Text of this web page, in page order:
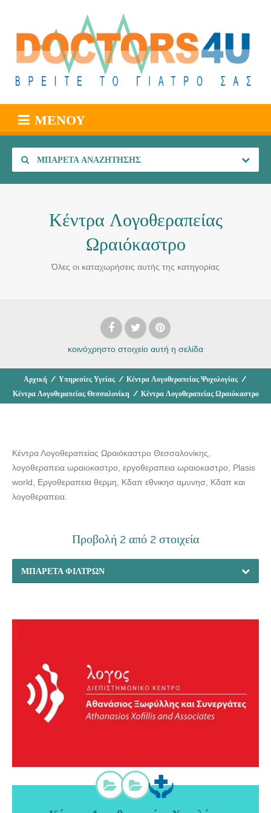
ΜΕΝΟΎ
ΜΠΑΡΈΤΑ ΑΝΑΖΉΤΗΣΗΣ
Κέντρα Λογοθεραπείας
Ωραιόκαστρο
Όλες οι καταχωρήσεις αυτής της κατηγορίας
κοινόχρηστο στοιχείο αυτή η σελίδα
Αρχική / Υπηρεσίες Υγείας / Κέντρα Λογοθεραπείας Ψυχολογίας /
Κέντρα Λογοθεραπείας Θεσσαλονίκη / Κέντρα Λογοθεραπείας Ωραιόκαστρο
Κέντρα Λογοθεραπείας Ωραιόκαστρο Θεσσαλονίκης,
λογοθεραπεια ωραιοκαστρο, εργοθεραπεια ωραιοκαστρο, Plasis
world, Εργοθεραπεια θερμη, Κδαπ εθνικησ αμυνησ, Κδαπ και
λογοθεραπεια.
Προβολή 2 από 2 στοιχεία
ΜΠΑΡΈΤΑ ΦΊΛΤΡΩΝ